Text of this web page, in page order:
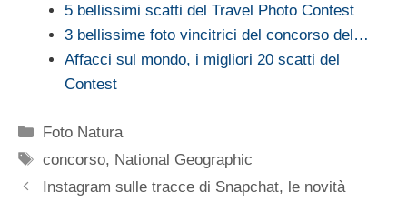
5 bellissimi scatti del Travel Photo Contest
3 bellissime foto vincitrici del concorso del…
Affacci sul mondo, i migliori 20 scatti del
Contest
Categorie
Foto Natura
Tag
concorso, National Geographic
Instagram sulle tracce di Snapchat, le novità